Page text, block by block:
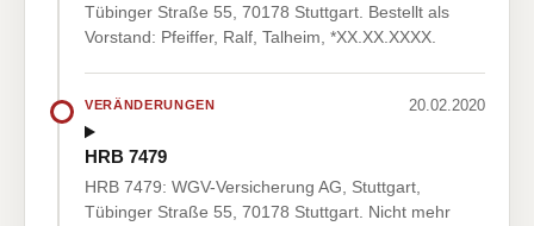
Tübinger Straße 55, 70178 Stuttgart. Bestellt als
Vorstand: Pfeiffer, Ralf, Talheim, *XX.XX.XXXX.
VERÄNDERUNGEN 20.02.2020
HRB 7479
HRB 7479: WGV-Versicherung AG, Stuttgart,
Tübinger Straße 55, 70178 Stuttgart. Nicht mehr